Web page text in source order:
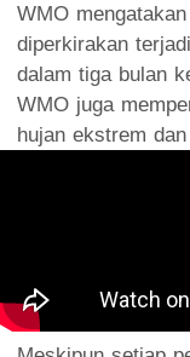
WMO
diperkirakan
dalam tiga bulan
WMO juga
hujan ekstrem